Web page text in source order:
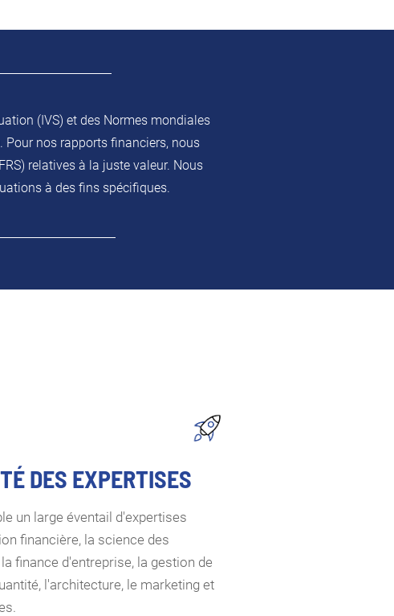
(IVS) et des Normes mondiales
Pour nos rapports financiers, nous
relatives à la juste valeur. Nous
à des fins spécifiques.
DES EXPERTISES
un large éventail d'expertises
financière, la science des
finance d'entreprise, la gestion de
l'architecture, le marketing et